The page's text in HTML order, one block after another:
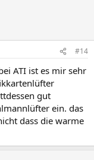
#14
ATI ist es mir sehr
gut
ein. das
dass die warme